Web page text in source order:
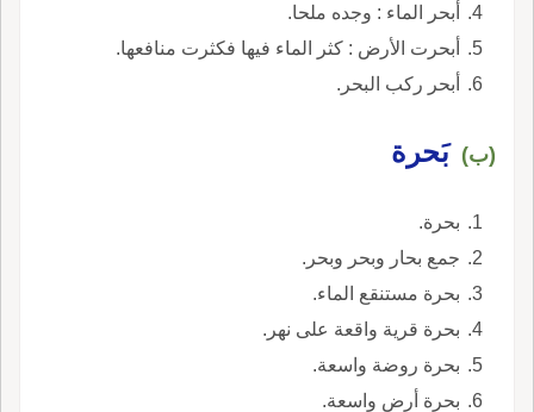
أبحر الماء : وجده ملحا.
أبحرت الأرض : كثر الماء فيها فكثرت منافعها.
أبحر ركب البحر.
(ب) بَحرة
بحرة.
جمع بحار وبحر وبحر.
بحرة مستنقع الماء.
بحرة قرية واقعة على نهر.
بحرة روضة واسعة.
بحرة أرض واسعة.